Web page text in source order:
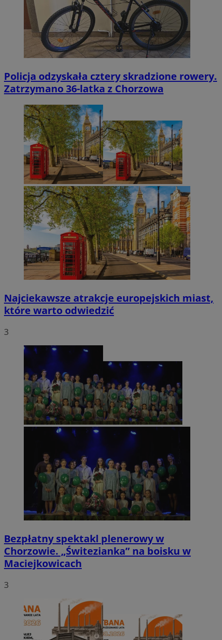
Policja odzyskała cztery skradzione rowery.
Zatrzymano 36-latka z Chorzowa
Najciekawsze atrakcje europejskich miast,
które warto odwiedzić
3
Bezpłatny spektakl plenerowy w
Chorzowie. „Świtezianka” na boisku w
Maciejkowicach
3